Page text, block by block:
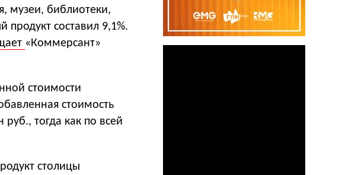
музеи, библиотеки,
продукт составил 9,1%.
«Коммерсант»
стоимости
стоимость
тогда как по всей
столицы